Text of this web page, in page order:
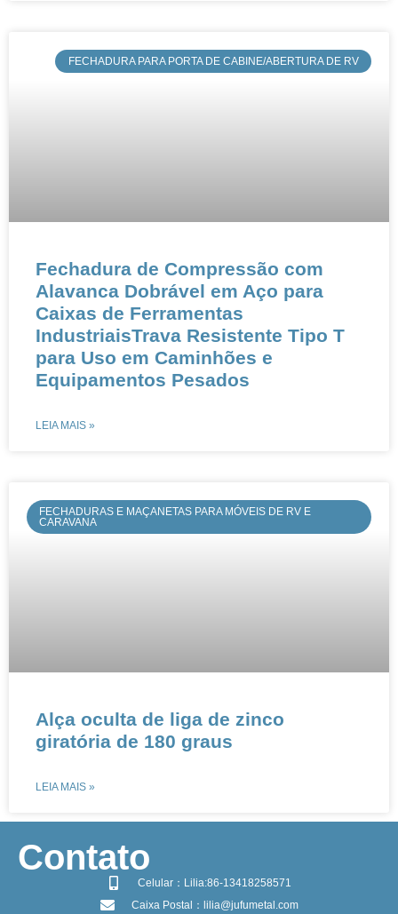
​​FECHADURA PARA PORTA DE CABINE/ABERTURA DE RV
Fechadura de Compressão com
Alavanca Dobrável em Aço para
Caixas de Ferramentas
IndustriaisTrava Resistente Tipo T
para Uso em Caminhões e
Equipamentos Pesados
LEIA MAIS »
FECHADURAS E MAÇANETAS PARA MÓVEIS DE RV E
CARAVANA
​​​Alça oculta de liga de zinco
giratória de 180 graus
LEIA MAIS »
​Contato
Celular：Lilia:86-13418258571
Caixa Postal：lilia@jufumetal.com